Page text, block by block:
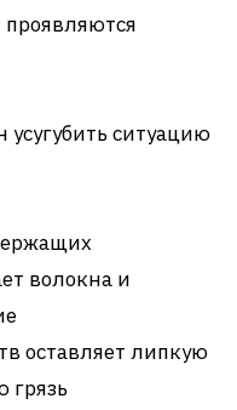
ситуацию
волокна и
оставляет липкую
грязь